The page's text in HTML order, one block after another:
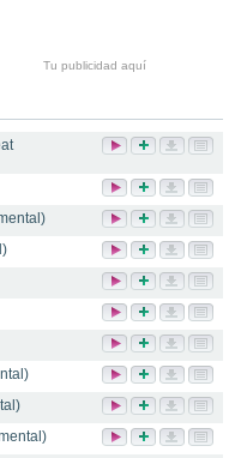
Tu publicidad aquí